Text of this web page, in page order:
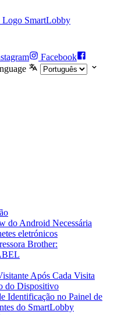
SmartLobby
Facebook
do Android Necessária
eletrónicos
Brother:
Após Cada Visita
do Dispositivo
Identificação no Painel de
do SmartLobby